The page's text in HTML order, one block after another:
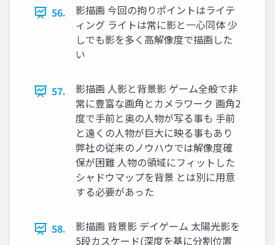
56.
影描画 今回の拘りポイントはライテ
ィング ライトは常に影と一心同体 少
しでも影を多く高解像度で描画した
い
57.
影描画 人影と背景影 ゲーム全般で非
常に豊富な画角とカメラワーク 画角2
度で手前と奥の人物が写る事も 手前
と遠くの人物が巨大に映る事もあり
弊社の従来のノウハウでは解像度確
保が困難 人物の領域にフィットした
シャドウマップを背景 とは別に用意
する必要があった
58.
影描画 背景影 デイゲーム 太陽光影を
5段カスケード(深度を基に分割位置